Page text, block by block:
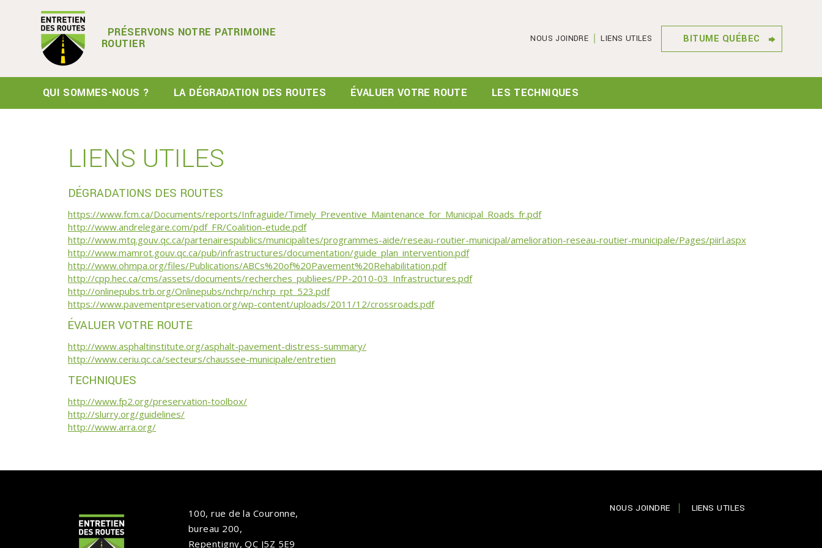
PRÉSERVONS NOTRE PATRIMOINE
ROUTIER
NOUS JOINDRE LIENS UTILES BITUME QUÉBEC
QUI SOMMES-NOUS ? LA DÉGRADATION DES ROUTES ÉVALUER VOTRE ROUTE LES TECHNIQUES
LIENS UTILES
DÉGRADATIONS DES ROUTES
https://www.fcm.ca/Documents/reports/Infraguide/Timely_Preventive_Maintenance_for_Municipal_Roads_fr.pdf
http://www.andrelegare.com/pdf_FR/Coalition-etude.pdf
http://www.mtq.gouv.qc.ca/partenairespublics/municipalites/programmes-aide/reseau-routier-municipal/amelioration-reseau-routier-municipale/Pages/piirl.aspx
http://www.mamrot.gouv.qc.ca/pub/infrastructures/documentation/guide_plan_intervention.pdf
http://www.ohmpa.org/files/Publications/ABCs%20of%20Pavement%20Rehabilitation.pdf
http://cpp.hec.ca/cms/assets/documents/recherches_publiees/PP-2010-03_Infrastructures.pdf
http://onlinepubs.trb.org/Onlinepubs/nchrp/nchrp_rpt_523.pdf
https://www.pavementpreservation.org/wp-content/uploads/2011/12/crossroads.pdf
ÉVALUER VOTRE ROUTE
http://www.asphaltinstitute.org/asphalt-pavement-distress-summary/
http://www.ceriu.qc.ca/secteurs/chaussee-municipale/entretien
TECHNIQUES
http://www.fp2.org/preservation-toolbox/
http://slurry.org/guidelines/
http://www.arra.org/
100, rue de la Couronne,
bureau 200,
Repentigny, QC J5Z 5E9
NOUS JOINDRE LIENS UTILES